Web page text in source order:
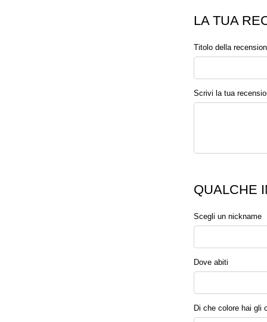
LA TUA
Titolo della
Scrivi la tua
QUALCHE
Scegli un nickname
Dove abiti
Di che colore hai gli